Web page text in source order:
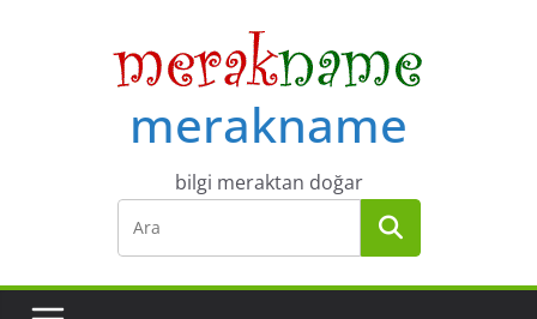
merakname
bilgi meraktan doğar